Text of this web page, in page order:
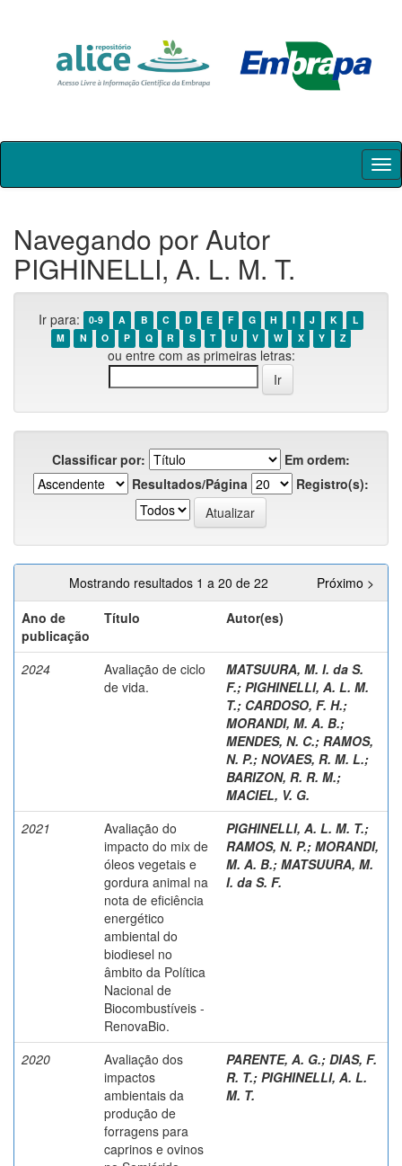
Skip
Navegando por Autor
PIGHINELLI, A. L. M. T.
Ir para: 0-9 A B C D E F G H I J K
L
M
N O P Q R S T U V W X Y Z
ou entre com as primeiras letras:
Classificar por:
Em ordem:
Resultados/Página
Registro(s):
Mostrando resultados 1 a 20 de 22
Próximo >
Ano de
publicação
Título Autor(es)
2024
Avaliação de ciclo
de vida.
MATSUURA, M. I. da S.
F.; PIGHINELLI, A. L. M.
T.; CARDOSO, F. H.;
MORANDI, M. A. B.;
MENDES, N. C.; RAMOS,
N. P.; NOVAES, R. M. L.;
BARIZON, R. R. M.;
MACIEL, V. G.
2021
Avaliação do
impacto do mix de
óleos vegetais e
gordura animal na
nota de eficiência
energético
ambiental do
biodiesel no
âmbito da Política
Nacional de
Biocombustíveis -
RenovaBio.
PIGHINELLI, A. L. M. T.;
RAMOS, N. P.; MORANDI,
M. A. B.; MATSUURA, M.
I. da S. F.
2020
Avaliação dos
impactos
ambientais da
produção de
forragens para
caprinos e ovinos
PARENTE, A. G.; DIAS, F.
R. T.; PIGHINELLI, A. L.
M. T.